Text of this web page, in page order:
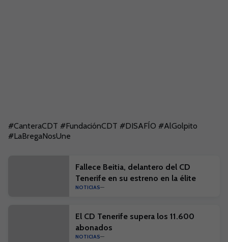
#CanteraCDT #FundaciónCDT #DISAFÍO #AlGolpito
#LaBregaNosUne
Fallece Beitia, delantero del CD
Tenerife en su estreno en la élite
NOTICIAS
El CD Tenerife supera los 11.600
abonados
NOTICIAS